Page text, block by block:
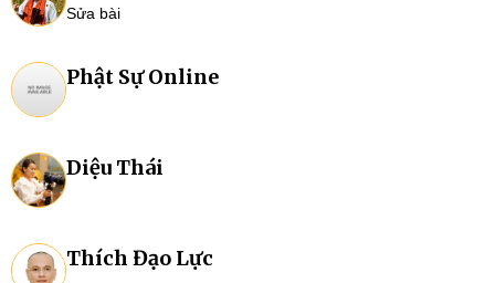
Sửa bài
Phật Sự Online
Diệu Thái
Thích Đạo Lực